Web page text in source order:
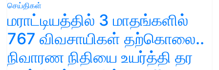
செய்திகள்
மராட்டியத்தில் 3 மாதங்களில்
767 விவசாயிகள் தற்கொலை..
நிவாரண நிதியை உயர்த்தி தர